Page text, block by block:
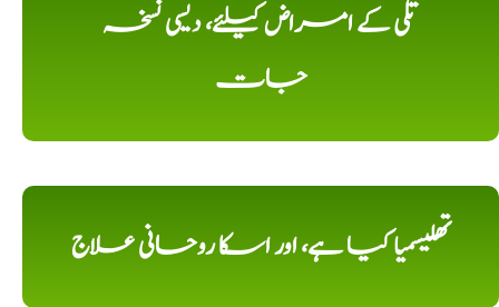
تلی کے امراض کیلئے، دیسی نسخہ
جات
تھلیسمیا کیا ہے، اور اسکا روحانی علاج